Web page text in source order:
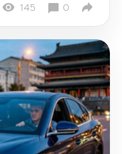
145 0